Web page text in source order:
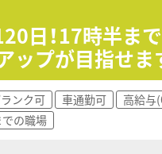
様の急な発熱などにも柔
管理薬剤師や専門薬剤師
、患者様や医療機関と信
ークライフバランスを重
腰を据えて長期的なキャ
整っており、スキルアッ
日！17時半
ップが目指せ
ンク可 車通勤可 高給与
の職場